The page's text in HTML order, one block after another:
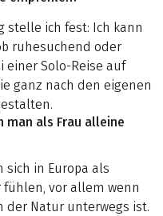
stelle ich fest: Ich kann
ruhesuchend oder
Solo-Reise auf
ganz nach den eigenen
man als Frau alleine
sich in Europa als
vor allem wenn
der Natur unterwegs ist.